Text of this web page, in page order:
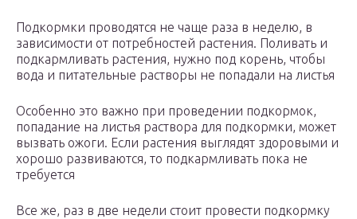
Подкормки проводятся не чаще раза в неделю, в
зависимости от потребностей растения. Поливать и
подкармливать растения, нужно под корень, чтобы
вода и питательные растворы не попадали на листья
Особенно это важно при проведении подкормок,
попадание на листья раствора для подкормки, может
вызвать ожоги. Если растения выглядят здоровыми и
хорошо развиваются, то подкармливать пока не
требуется
Все же, раз в две недели стоит провести подкормку